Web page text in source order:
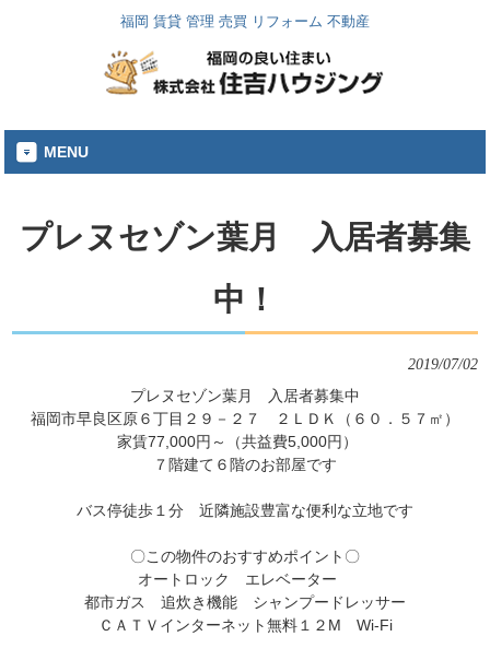
福岡 賃貸 管理 売買 リフォーム 不動産
MENU
プレヌセゾン葉月 入居者募集
中！
2019/07/02
プレヌセゾン葉月　入居者募集中
福岡市早良区原６丁目２９－２７　２ＬＤＫ（６０．５７㎡）
家賃77,000円～（共益費5,000円）
７階建て６階のお部屋です
バス停徒歩１分　近隣施設豊富な便利な立地です
〇この物件のおすすめポイント〇
オートロック　エレベーター
都市ガス　追炊き機能　シャンプードレッサー
ＣＡＴＶインターネット無料１２M　Wi-Fi